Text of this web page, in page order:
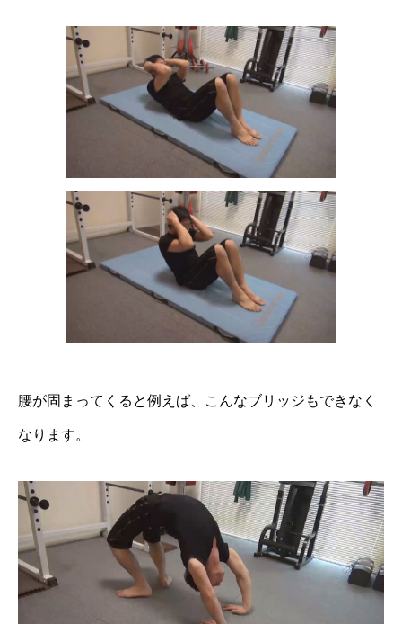
腰が固まってくると例えば、こんなブリッジもできなく
なります。